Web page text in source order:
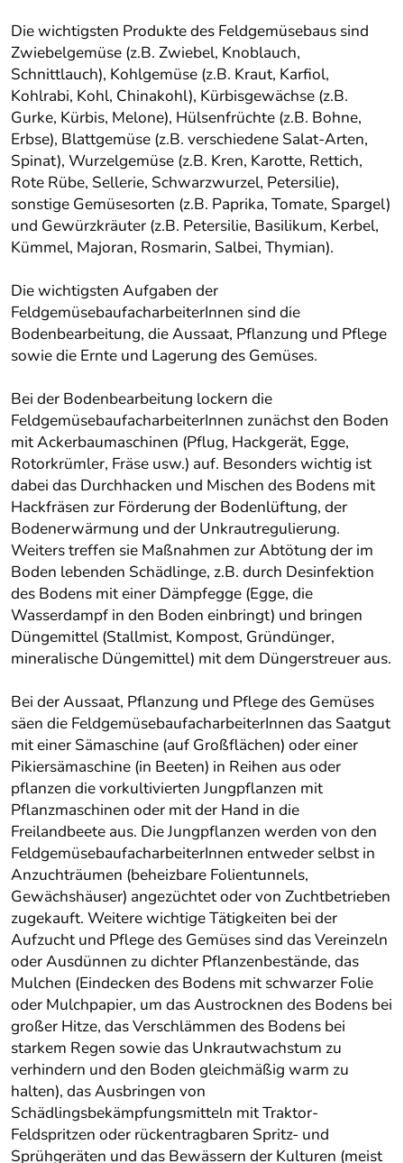
Die wichtigsten Produkte des Feldgemüsebaus sind
Zwiebelgemüse (z.B. Zwiebel, Knoblauch,
Schnittlauch), Kohlgemüse (z.B. Kraut, Karfiol,
Kohlrabi, Kohl, Chinakohl), Kürbisgewächse (z.B.
Gurke, Kürbis, Melone), Hülsenfrüchte (z.B. Bohne,
Erbse), Blattgemüse (z.B. verschiedene Salat-Arten,
Spinat), Wurzelgemüse (z.B. Kren, Karotte, Rettich,
Rote Rübe, Sellerie, Schwarzwurzel, Petersilie),
sonstige Gemüsesorten (z.B. Paprika, Tomate, Spargel)
und Gewürzkräuter (z.B. Petersilie, Basilikum, Kerbel,
Kümmel, Majoran, Rosmarin, Salbei, Thymian).
Die wichtigsten Aufgaben der
FeldgemüsebaufacharbeiterInnen sind die
Bodenbearbeitung, die Aussaat, Pflanzung und Pflege
sowie die Ernte und Lagerung des Gemüses.
Bei der Bodenbearbeitung lockern die
FeldgemüsebaufacharbeiterInnen zunächst den Boden
mit Ackerbaumaschinen (Pflug, Hackgerät, Egge,
Rotorkrümler, Fräse usw.) auf. Besonders wichtig ist
dabei das Durchhacken und Mischen des Bodens mit
Hackfräsen zur Förderung der Bodenlüftung, der
Bodenerwärmung und der Unkrautregulierung.
Weiters treffen sie Maßnahmen zur Abtötung der im
Boden lebenden Schädlinge, z.B. durch Desinfektion
des Bodens mit einer Dämpfegge (Egge, die
Wasserdampf in den Boden einbringt) und bringen
Düngemittel (Stallmist, Kompost, Gründünger,
mineralische Düngemittel) mit dem Düngerstreuer aus.
Bei der Aussaat, Pflanzung und Pflege des Gemüses
säen die FeldgemüsebaufacharbeiterInnen das Saatgut
mit einer Sämaschine (auf Großflächen) oder einer
Pikiersämaschine (in Beeten) in Reihen aus oder
pflanzen die vorkultivierten Jungpflanzen mit
Pflanzmaschinen oder mit der Hand in die
Freilandbeete aus. Die Jungpflanzen werden von den
FeldgemüsebaufacharbeiterInnen entweder selbst in
Anzuchträumen (beheizbare Folientunnels,
Gewächshäuser) angezüchtet oder von Zuchtbetrieben
zugekauft. Weitere wichtige Tätigkeiten bei der
Aufzucht und Pflege des Gemüses sind das Vereinzeln
oder Ausdünnen zu dichter Pflanzenbestände, das
Mulchen (Eindecken des Bodens mit schwarzer Folie
oder Mulchpapier, um das Austrocknen des Bodens bei
großer Hitze, das Verschlämmen des Bodens bei
starkem Regen sowie das Unkrautwachstum zu
verhindern und den Boden gleichmäßig warm zu
halten), das Ausbringen von
Schädlingsbekämpfungsmitteln mit Traktor-
Feldspritzen oder rückentragbaren Spritz- und
Sprühgeräten und das Bewässern der Kulturen (meist